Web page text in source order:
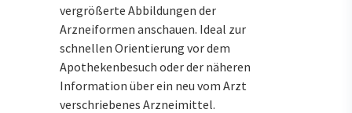
vergrößerte Abbildungen der
Arzneiformen anschauen. Ideal zur
schnellen Orientierung vor dem
Apothekenbesuch oder der näheren
Information über ein neu vom Arzt
verschriebenes Arzneimittel.